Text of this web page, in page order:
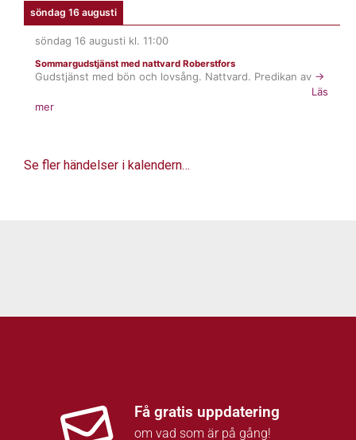
söndag 16 augusti
söndag 16 augusti kl. 11:00
Sommargudstjänst med nattvard Roberstfors
Gudstjänst med bön och lovsång. Nattvard. Predikan av →
Läs
mer
Se fler händelser i kalendern…
Få gratis uppdatering
om vad som är på gång!